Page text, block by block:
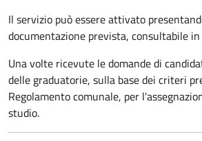
Il servizio può essere attivato
documentazione prevista, consultabile in
Una volte ricevute le domande di
delle graduatorie, sulla base dei criteri
Regolamento comunale, per
studio.